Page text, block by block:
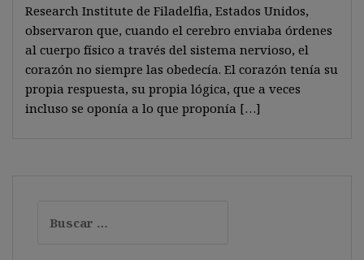
Research Institute de Filadelfia, Estados Unidos,
observaron que, cuando el cerebro enviaba órdenes
al cuerpo físico a través del sistema nervioso, el
corazón no siempre las obedecía. El corazón tenía su
propia respuesta, su propia lógica, que a veces
incluso se oponía a lo que proponía […]